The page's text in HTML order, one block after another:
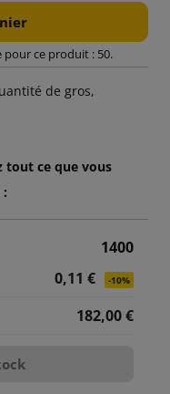
ce produit : 50.
de gros,
tout ce que vous
1400
0,11 €
-10%
182,00 €